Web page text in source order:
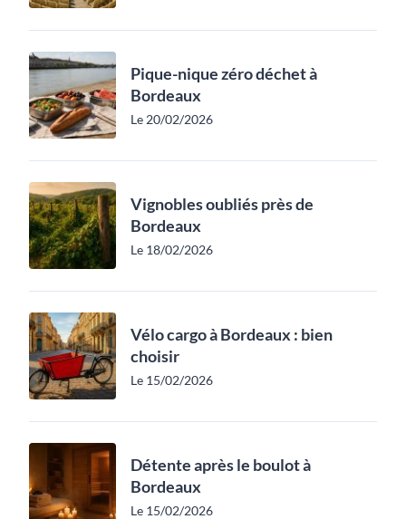
Pique-nique zéro déchet à
Bordeaux
Le 20/02/2026
Vignobles oubliés près de
Bordeaux
Le 18/02/2026
Vélo cargo à Bordeaux : bien
choisir
Le 15/02/2026
Détente après le boulot à
Bordeaux
Le 15/02/2026